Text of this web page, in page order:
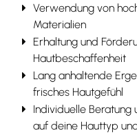
Verwendung von
Materialien
Erhaltung und
Hautbeschaffenheit
Lang anhaltende
frisches Hautgefühl
Individuelle
auf deine Hauttyp